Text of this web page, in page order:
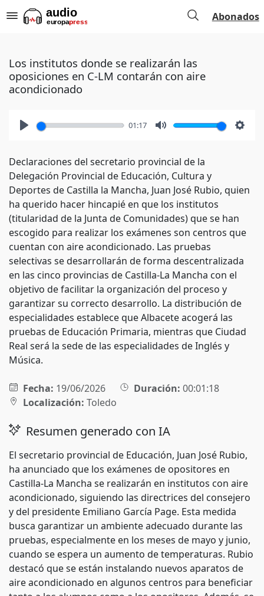
Abonados
Los institutos donde se realizarán las
oposiciones en C-LM contarán con aire
acondicionado
01:17
Declaraciones del secretario provincial de la
Delegación Provincial de Educación, Cultura y
Deportes de Castilla la Mancha, Juan José Rubio, quien
ha querido hacer hincapié en que los institutos
(titularidad de la Junta de Comunidades) que se han
escogido para realizar los exámenes son centros que
cuentan con aire acondicionado. Las pruebas
selectivas se desarrollarán de forma descentralizada
en las cinco provincias de Castilla-La Mancha con el
objetivo de facilitar la organización del proceso y
garantizar su correcto desarrollo. La distribución de
especialidades establece que Albacete acogerá las
pruebas de Educación Primaria, mientras que Ciudad
Real será la sede de las especialidades de Inglés y
Música.
Fecha: 19/06/2026 Duración: 00:01:18
Localización: Toledo
Resumen generado con IA
El secretario provincial de Educación, Juan José Rubio,
ha anunciado que los exámenes de opositores en
Castilla-La Mancha se realizarán en institutos con aire
acondicionado, siguiendo las directrices del consejero
y del presidente Emiliano García Page. Esta medida
busca garantizar un ambiente adecuado durante las
pruebas, especialmente en los meses de mayo y junio,
cuando se espera un aumento de temperaturas. Rubio
destacó que se están instalando nuevos aparatos de
aire acondicionado en algunos centros para beneficiar